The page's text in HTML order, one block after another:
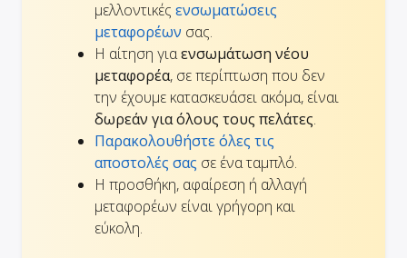
μελλοντικές ενσωματώσεις
μεταφορέων σας.
Η αίτηση γιαενσωμάτωση νέου
μεταφορέα, σε περίπτωση που δεν
την έχουμε κατασκευάσει ακόμα, είναι
δωρεάν για όλους τους πελάτες.
Παρακολουθήστε όλες τις
αποστολές σας σε ένα ταμπλό.
Η προσθήκη, αφαίρεση ή αλλαγή
μεταφορέων είναι γρήγορη και
εύκολη.